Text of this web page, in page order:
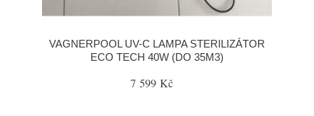
VAGNERPOOL UV-C LAMPA STERILIZÁTOR
ECO TECH 40W (DO 35M3)
7 599 Kč